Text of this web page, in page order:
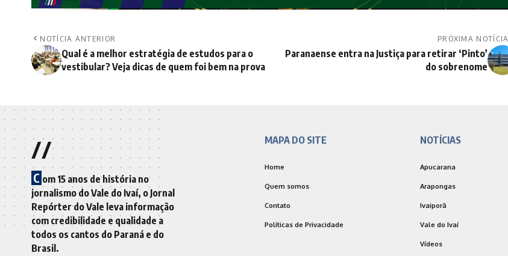
NOTÍCIA ANTERIOR
Qual é a melhor estratégia de estudos para o
vestibular? Veja dicas de quem foi bem na prova
PRÓXIMA NOTÍCIA
Paranaense entra na Justiça para retirar ‘Pinto’
do sobrenome
//
C om 15 anos de história no
jornalismo do Vale do Ivaí, o Jornal
Repórter do Vale leva informação
com credibilidade e qualidade a
todos os cantos do Paraná e do
Brasil.
MAPA DO SITE
Home
Quem somos
Contato
Políticas de Privacidade
NOTÍCIAS
Apucarana
Arapongas
Ivaiporã
Vale do Ivaí
Vídeos